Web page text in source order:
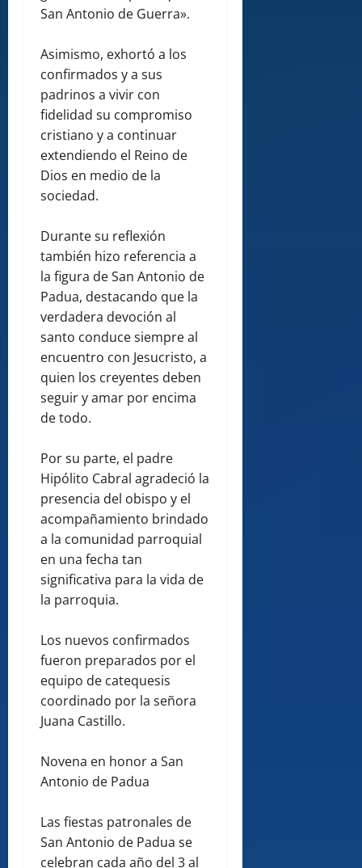
San Antonio de Guerra».
Asimismo, exhortó a los
confirmados y a sus
padrinos a vivir con
fidelidad su compromiso
cristiano y a continuar
extendiendo el Reino de
Dios en medio de la
sociedad.
Durante su reflexión
también hizo referencia a
la figura de San Antonio de
Padua, destacando que la
verdadera devoción al
santo conduce siempre al
encuentro con Jesucristo, a
quien los creyentes deben
seguir y amar por encima
de todo.
Por su parte, el padre
Hipólito Cabral agradeció la
presencia del obispo y el
acompañamiento brindado
a la comunidad parroquial
en una fecha tan
significativa para la vida de
la parroquia.
Los nuevos confirmados
fueron preparados por el
equipo de catequesis
coordinado por la señora
Juana Castillo.
Novena en honor a San
Antonio de Padua
Las fiestas patronales de
San Antonio de Padua se
celebran cada año del 3 al